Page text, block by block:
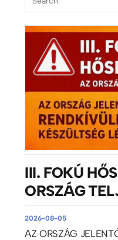
III. FOKÚ
ORSZÁG
2026-08-05
AZ ORSZÁG